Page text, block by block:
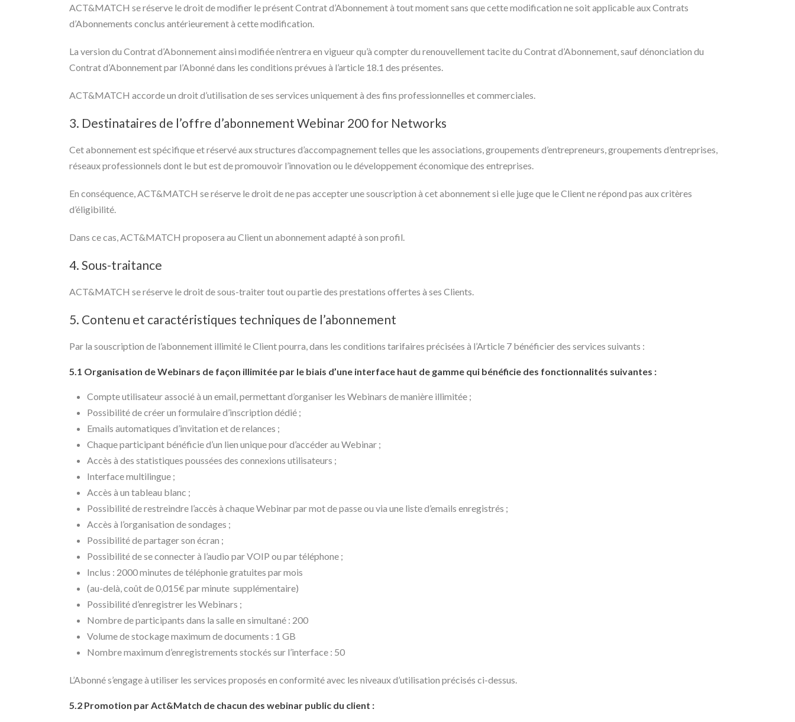
ACT&MATCH se réserve le droit de modifier le présent Contrat d’Abonnement à tout moment sans que cette modification ne soit applicable aux Contrats
d’Abonnements conclus antérieurement à cette modification.
La version du Contrat d’Abonnement ainsi modifiée n’entrera en vigueur qu’à compter du renouvellement tacite du Contrat d’Abonnement, sauf dénonciation du
Contrat d’Abonnement par l’Abonné dans les conditions prévues à l’article 18.1 des présentes.
ACT&MATCH accorde un droit d’utilisation de ses services uniquement à des fins professionnelles et commerciales.
3. Destinataires de l’offre d’abonnement Webinar 200 for Networks
Cet abonnement est spécifique et réservé aux structures d’accompagnement telles que les associations, groupements d’entrepreneurs, groupements d’entreprises,
réseaux professionnels dont le but est de promouvoir l’innovation ou le développement économique des entreprises.
En conséquence, ACT&MATCH se réserve le droit de ne pas accepter une souscription à cet abonnement si elle juge que le Client ne répond pas aux critères
d’éligibilité.
Dans ce cas, ACT&MATCH proposera au Client un abonnement adapté à son profil.
4. Sous-traitance
ACT&MATCH se réserve le droit de sous-traiter tout ou partie des prestations offertes à ses Clients.
5. Contenu et caractéristiques techniques de l’abonnement
Par la souscription de l’abonnement illimité le Client pourra, dans les conditions tarifaires précisées à l’Article 7 bénéficier des services suivants :
5.1 Organisation de Webinars de façon illimitée par le biais d’une interface haut de gamme qui bénéficie des fonctionnalités suivantes :
Compte utilisateur associé à un email, permettant d’organiser les Webinars de manière illimitée ;
Possibilité de créer un formulaire d’inscription dédié ;
Emails automatiques d’invitation et de relances ;
Chaque participant bénéficie d’un lien unique pour d’accéder au Webinar ;
Accès à des statistiques poussées des connexions utilisateurs ;
Interface multilingue ;
Accès à un tableau blanc ;
Possibilité de restreindre l’accès à chaque Webinar par mot de passe ou via une liste d’emails enregistrés ;
Accès à l’organisation de sondages ;
Possibilité de partager son écran ;
Possibilité de se connecter à l’audio par VOIP ou par téléphone ;
Inclus : 2000 minutes de téléphonie gratuites par mois
(au-delà, coût de 0,015€ par minute supplémentaire)
Possibilité d’enregistrer les Webinars ;
Nombre de participants dans la salle en simultané : 200
Volume de stockage maximum de documents : 1 GB
Nombre maximum d’enregistrements stockés sur l’interface : 50
L’Abonné s’engage à utiliser les services proposés en conformité avec les niveaux d’utilisation précisés ci-dessus.
5.2 Promotion par Act&Match de chacun des webinar public du client :